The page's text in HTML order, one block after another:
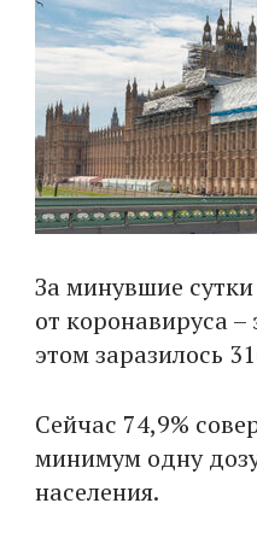
За минувшие
от коронавируса
этом заразилось
Сейчас 74,9%
минимум одну
населения.